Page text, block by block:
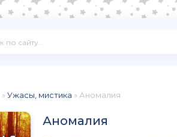
»Ужасы, мистика » Аномалия
Аномалия